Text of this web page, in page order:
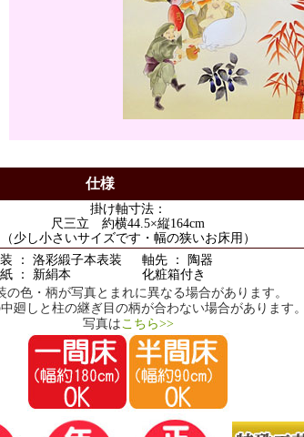
仕様
掛け軸寸法：
尺三立 約横44.5×縦164cm
（少し小さいサイズです・幅の狭いお床用）
彩緞子本表装
新絹本
軸先 ： 陶器
化粧箱付き
の色・柄が写真とまれに異なる場合があります。
廻しと柱の継ぎ目の柄が合わない場合があります
写真はこちら>>